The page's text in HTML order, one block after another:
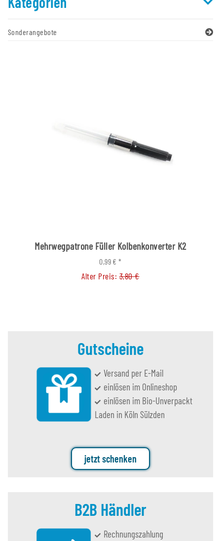
Sonderangebote
Mehrwegpatrone Füller Kolbenkonverter K2
0,99 €*
Alter Preis:3,80 €
Gutscheine
Versand per E-Mail
einlösen im Onlineshop
einlösen im Bio-Unverpackt
Laden in Köln Sülzden
jetzt schenken
B2B Händler
Rechnungszahlung